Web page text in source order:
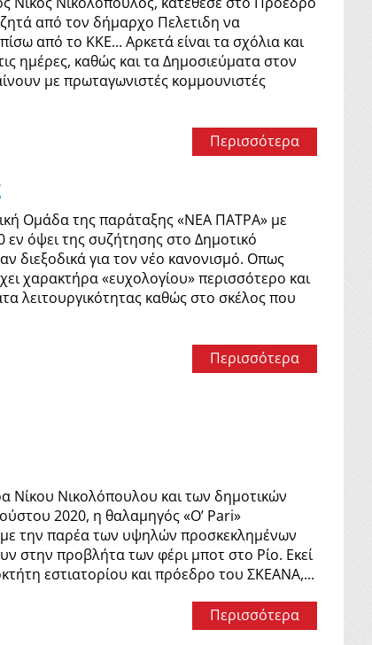
από τον δήμαρχο Πελετιδη να
από το ΚΚΕ... Αρκετά είναι τα σχόλια και
ημέρες, καθώς και τα Δημοσιεύματα στον
με πρωταγωνιστές κομμουνιστές
Περισσότερα
Ομάδα της παράταξης «ΝΕΑ ΠΑΤΡΑ» με
όψει της συζήτησης στο Δημοτικό
διεξοδικά για τον νέο κανονισμό. Οπως
χαρακτήρα «ευχολογίου» περισσότερο και
λειτουργικότητας καθώς στο σκέλος που
Περισσότερα
Νίκου Νικολόπουλου και των δημοτικών
2020, η θαλαμηγός «O’ Pari»
με την παρέα των υψηλών προσκεκλημένων
στην προβλήτα των φέρι μποτ στο Ρίο. Εκεί
εστιατορίου και πρόεδρο του ΣΚΕΑΝΑ,...
Περισσότερα